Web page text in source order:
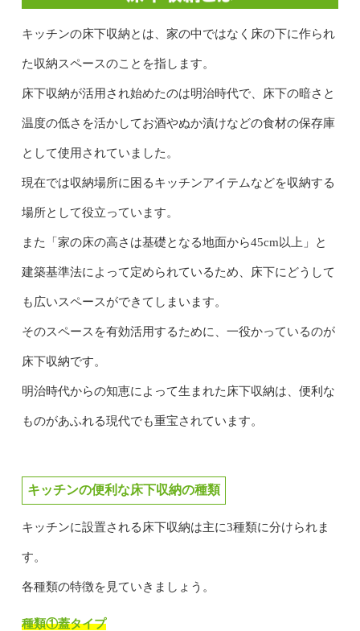
キッチンの床下収納とは、家の中ではなく床の下に作られ
た収納スペースのことを指します。
床下収納が活用され始めたのは明治時代で、床下の暗さと
温度の低さを活かしてお酒やぬか漬けなどの食材の保存庫
として使用されていました。
現在では収納場所に困るキッチンアイテムなどを収納する
場所として役立っています。
また「家の床の高さは基礎となる地面から45cm以上」と
建築基準法によって定められているため、床下にどうして
も広いスペースができてしまいます。
そのスペースを有効活用するために、一役かっているのが
床下収納です。
明治時代からの知恵によって生まれた床下収納は、便利な
ものがあふれる現代でも重宝されています。
キッチンの便利な床下収納の種類
キッチンに設置される床下収納は主に3種類に分けられま
す。
各種類の特徴を見ていきましょう。
種類①蓋タイプ